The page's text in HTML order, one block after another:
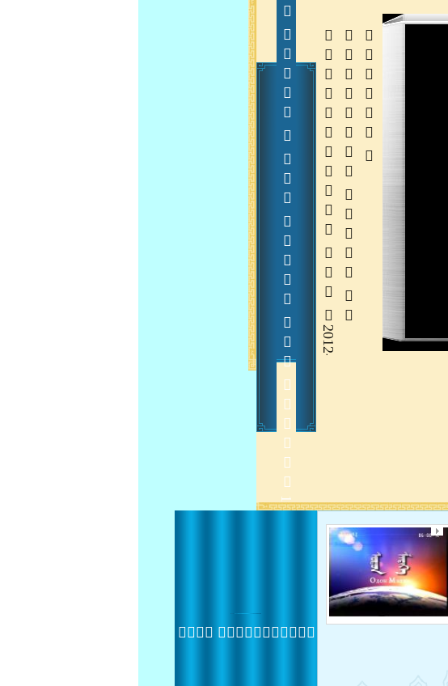
       1     
2012-9-28 14:00:31
 